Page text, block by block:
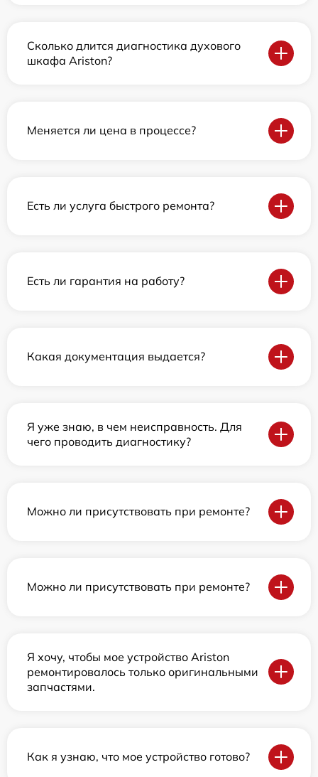
Сколько длится диагностика духового
шкафа Ariston?
Меняется ли цена в процессе?
Есть ли услуга быстрого ремонта?
Есть ли гарантия на работу?
Какая документация выдается?
Я уже знаю, в чем неисправность. Для
чего проводить диагностику?
Можно ли присутствовать при ремонте?
Можно ли присутствовать при ремонте?
Я хочу, чтобы мое устройство Ariston
ремонтировалось только оригинальными
запчастями.
Как я узнаю, что мое устройство готово?